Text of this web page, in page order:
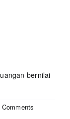
bernilai
Comments